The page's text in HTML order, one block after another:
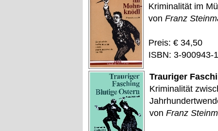
Kriminalität im
von Franz
Preis: € 34,50
ISBN: 3-900943-
Trauriger
Kriminalität
von Franz